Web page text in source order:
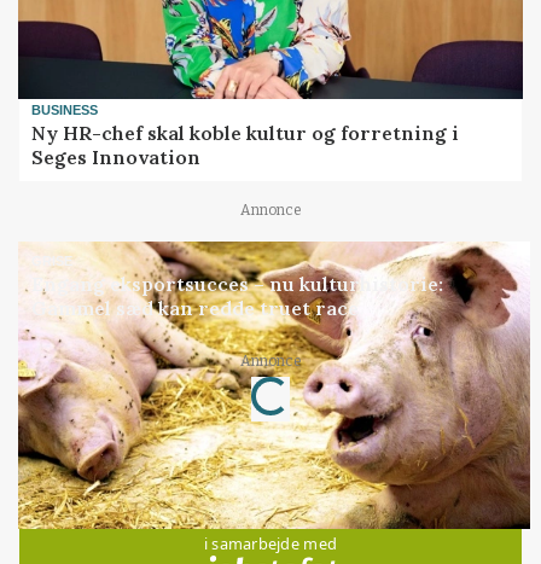
BUSINESS
Ny HR-chef skal koble kultur og forretning i
Seges Innovation
Annonce
GRISE
Engang eksportsucces – nu kulturhistorie:
Gammel sæd kan redde truet race
Annonce
Loading...
Jobs
i samarbejde med